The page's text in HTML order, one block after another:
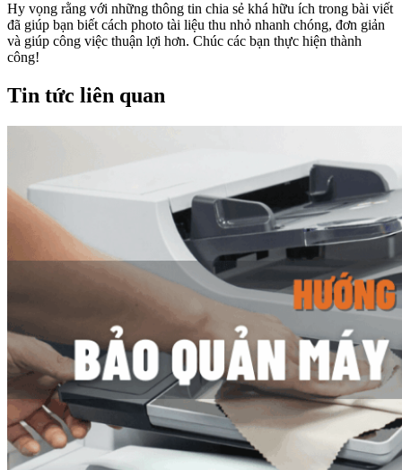
Hy vọng rằng với những thông tin chia sẻ khá hữu ích trong bài viết
đã giúp bạn biết cách photo tài liệu thu nhỏ nhanh chóng, đơn giản
và giúp công việc thuận lợi hơn. Chúc các bạn thực hiện thành
công!
Tin tức liên quan